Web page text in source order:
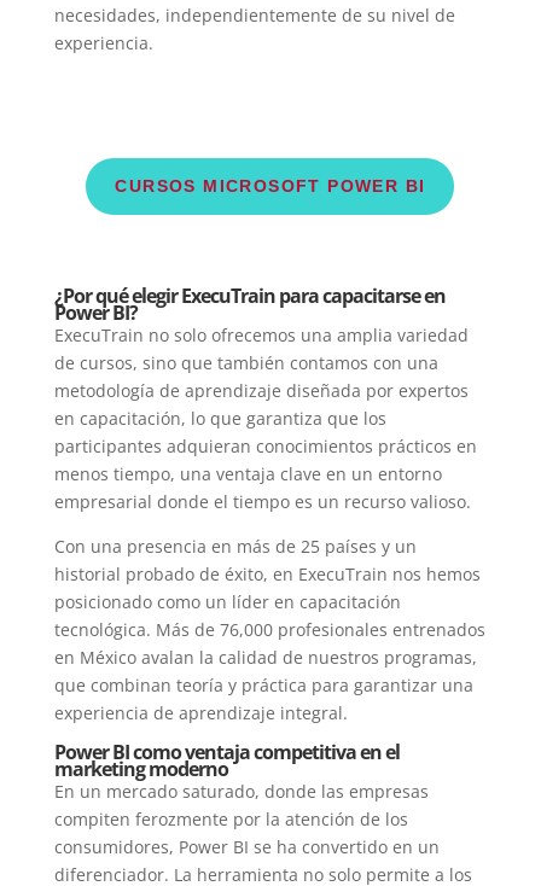
necesidades, independientemente de su nivel de
experiencia.
CURSOS MICROSOFT POWER BI
¿Por qué elegir ExecuTrain para capacitarse en
Power BI?
ExecuTrain no solo ofrecemos una amplia variedad
de cursos, sino que también contamos con una
metodología de aprendizaje diseñada por expertos
en capacitación, lo que garantiza que los
participantes adquieran conocimientos prácticos en
menos tiempo, una ventaja clave en un entorno
empresarial donde el tiempo es un recurso valioso.
Con una presencia en más de 25 países y un
historial probado de éxito, en ExecuTrain nos hemos
posicionado como un líder en capacitación
tecnológica. Más de 76,000 profesionales entrenados
en México avalan la calidad de nuestros programas,
que combinan teoría y práctica para garantizar una
experiencia de aprendizaje integral.
Power BI como ventaja competitiva en el
marketing moderno
En un mercado saturado, donde las empresas
compiten ferozmente por la atención de los
consumidores, Power BI se ha convertido en un
diferenciador. La herramienta no solo permite a los